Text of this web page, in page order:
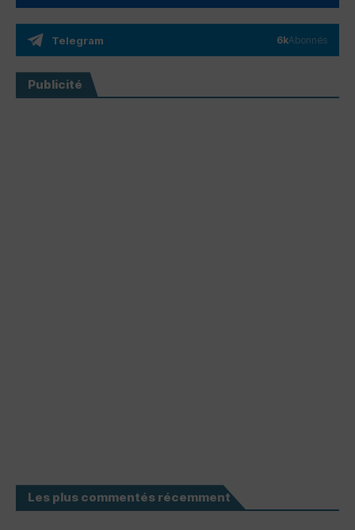
Telegram 6kAbonnés
Publicité
Les plus commentés récemment